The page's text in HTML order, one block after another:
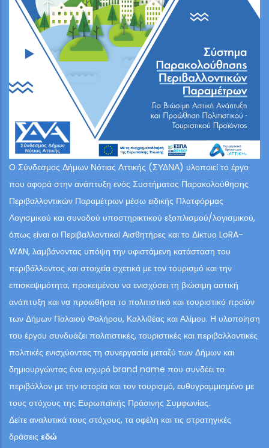
Ο Σύνδεσμος Δήμων Νότιας Αττικής (ΣΥΔΝΑ) υλοποιεί το έργο
που αφορά στην ανάπτυξη ενός Συστήματος Παρακολούθησης
Περιβαλλοντικών Παραμέτρων μέσω ειδικής Πλατφόρμας
Λογισμικού και συνοδού υποστηρικτικού εξοπλισμού/λογισμικού,
όπως είναι οι Περιβαλλοντικοί Αισθητήρες και το Δίκτυο LoRA-
WAN, λαμβάνοντας υπόψη την υφιστάμενη κατάσταση του
περιβάλλοντος και στοιχεία σχετικά με τον τουρισμό και την
επισκεψιμότητα, προκειμένου να ενισχύσει τη βιώσιμη αστική
ανάπτυξη και να προωθήσει το πολιτιστικό και τουριστικό προϊόν
των Δήμων Παλαιού Φαλήρου, Καλλιθέας και Αλίμου. Η υλοποίηση
του έργου συνδυάζει πολιτιστικές, τουριστικές και περιβαλλοντικές
πολιτικές ενισχύοντας τη συνεργασία μεταξύ των Δήμων και
δημιουργώντας ένα ισχυρό brand name που συνδέει το
περιβάλλον με την ιστορία και τον τουρισμό, ευθυγραμμισμένο με
τους στόχους της Ευρωπαϊκής Πράσινης Συμφωνίας.
Δείτε αναλυτικά τους στόχους, τα οφέλη και τις στρατηγικές
δράσεις εδώ